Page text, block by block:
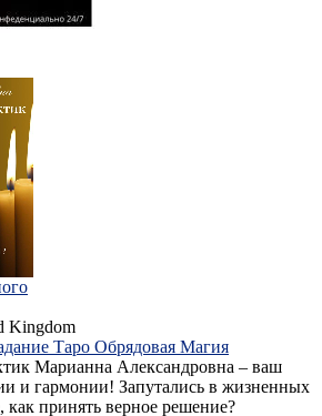
Kingdom
Таро Обрядовая Магия
Марианна Александровна – ваш
и гармонии! Запутались в жизненных
как принять верное решение?